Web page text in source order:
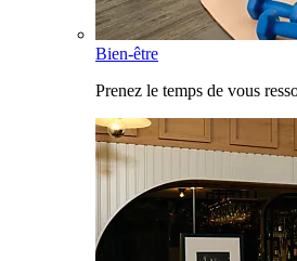
Bien-être
Prenez le temps de vous